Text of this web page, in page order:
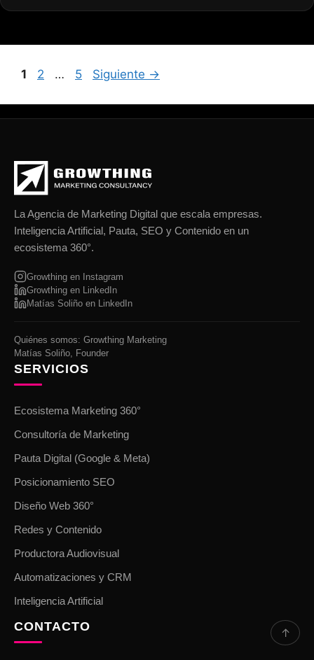
Página
1 Página
2 … Página
5 Siguiente →
La Agencia de Marketing Digital que escala empresas.
Inteligencia Artificial, Pauta, SEO y Contenido en un
ecosistema 360°.
Growthing en Instagram
Growthing en LinkedIn
Matías Soliño en LinkedIn
Quiénes somos: Growthing Marketing
Matías Soliño, Founder
SERVICIOS
Ecosistema Marketing 360°
Consultoría de Marketing
Pauta Digital (Google & Meta)
Posicionamiento SEO
Diseño Web 360°
Redes y Contenido
Productora Audiovisual
Automatizaciones y CRM
Inteligencia Artificial
CONTACTO ↑